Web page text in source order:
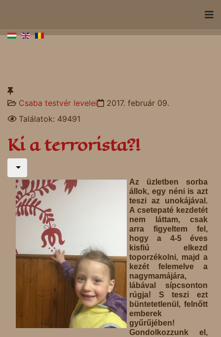
Csaba testvér levelei
2017. február 09.
Találatok: 49491
Ki a terrorista?!
Az üzletben sorba
állok, egy néni is azt
teszi az unokájával.
A csetepaté kezdetét
nem láttam, csak
arra figyeltem fel,
hogy a 4-5 éves
kisfiú elkezd
toporzékolni, majd a
kezét felemelve a
nagymamájára,
lábával sípcsonton
rúgja! S teszi ezt
büntetetlenül, felnőtt
emberek
gyűrűjében!
Gondolkozzunk el,